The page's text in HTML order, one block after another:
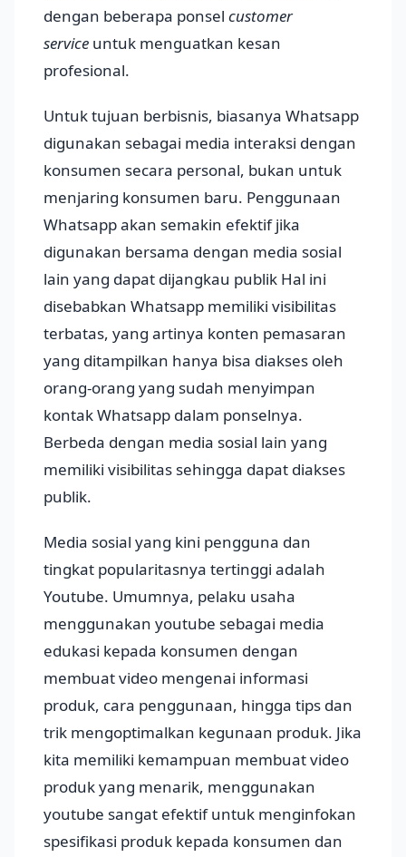
dengan beberapa ponsel customer
service untuk menguatkan kesan
profesional.
Untuk tujuan berbisnis, biasanya Whatsapp
digunakan sebagai media interaksi dengan
konsumen secara personal, bukan untuk
menjaring konsumen baru. Penggunaan
Whatsapp akan semakin efektif jika
digunakan bersama dengan media sosial
lain yang dapat dijangkau publik Hal ini
disebabkan Whatsapp memiliki visibilitas
terbatas, yang artinya konten pemasaran
yang ditampilkan hanya bisa diakses oleh
orang-orang yang sudah menyimpan
kontak Whatsapp dalam ponselnya.
Berbeda dengan media sosial lain yang
memiliki visibilitas sehingga dapat diakses
publik.
Media sosial yang kini pengguna dan
tingkat popularitasnya tertinggi adalah
Youtube. Umumnya, pelaku usaha
menggunakan youtube sebagai media
edukasi kepada konsumen dengan
membuat video mengenai informasi
produk, cara penggunaan, hingga tips dan
trik mengoptimalkan kegunaan produk. Jika
kita memiliki kemampuan membuat video
produk yang menarik, menggunakan
youtube sangat efektif untuk menginfokan
spesifikasi produk kepada konsumen dan